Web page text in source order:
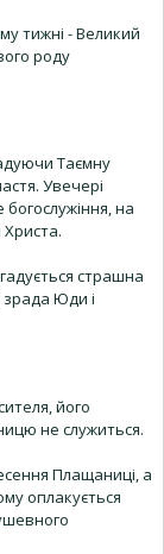
тижні - Великий
роду
Таємну
Увечері
богослужіння, на
страшна
зрада Юди і
його
не служиться.
Плащаниці, а
оплакується